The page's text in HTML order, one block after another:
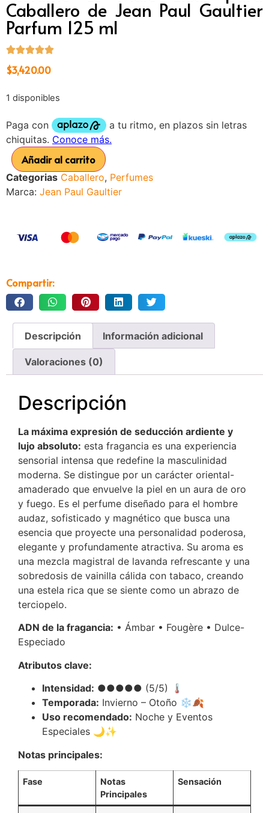
Caballero de Jean Paul Gaultier
Parfum 125 ml
$3,420.00
1 disponibles
Añadir al carrito
Categorias Caballero, Perfumes
Marca: Jean Paul Gaultier
Compartir:
Descripción Información adicional
Valoraciones (0)
Descripción
La máxima expresión de seducción ardiente y
lujo absoluto: esta fragancia es una experiencia
sensorial intensa que redefine la masculinidad
moderna. Se distingue por un carácter oriental-
amaderado que envuelve la piel en un aura de oro
y fuego. Es el perfume diseñado para el hombre
audaz, sofisticado y magnético que busca una
esencia que proyecte una personalidad poderosa,
elegante y profundamente atractiva. Su aroma es
una mezcla magistral de lavanda refrescante y una
sobredosis de vainilla cálida con tabaco, creando
una estela rica que se siente como un abrazo de
terciopelo.
ADN de la fragancia: • Ámbar • Fougère • Dulce-
Especiado
Atributos clave:
Intensidad: ●●●●● (5/5) 🌡️
Temporada: Invierno – Otoño ❄️🍂
Uso recomendado: Noche y Eventos
Especiales 🌙✨
Notas principales:
Fase
Notas
Principales
Sensación